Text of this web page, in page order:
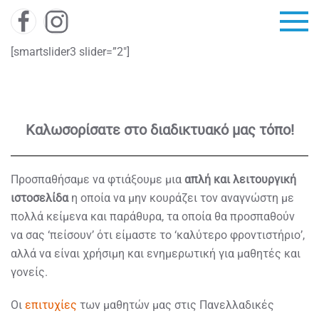
Skip to main content
[smartslider3 slider=”2″]
Καλωσορίσατε στο διαδικτυακό μας τόπο!
Προσπαθήσαμε να φτιάξουμε μια απλή και λειτουργική
ιστοσελίδαη οποία να μην κουράζει τον αναγνώστη με
πολλά κείμενα και παράθυρα, τα οποία θα προσπαθούν
να σας ‘πείσουν’ ότι είμαστε το ‘καλύτερο φροντιστήριο’,
αλλά να είναι χρήσιμη και ενημερωτική για μαθητές και
γονείς.
Οι επιτυχίες των μαθητών μας στις Πανελλαδικές